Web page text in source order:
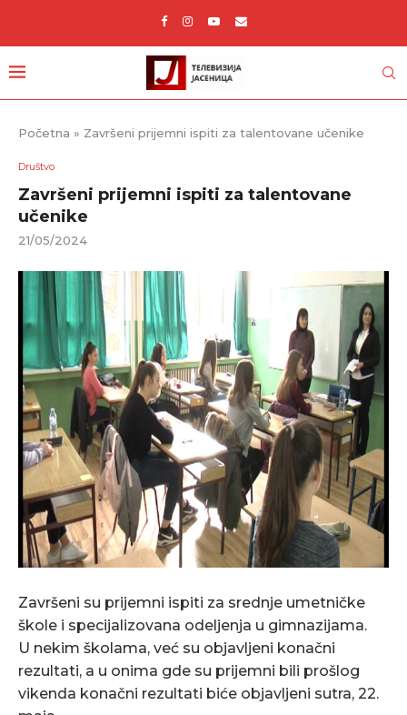
Početna » Završeni prijemni ispiti za talentovane učenike
Društvo
Završeni prijemni ispiti za talentovane
učenike
21/05/2024
Završeni su prijemni ispiti za srednje umetničke
škole i specijalizovana odeljenja u gimnazijama.
U nekim školama, već su objavljeni konačni
rezultati, a u onima gde su prijemni bili prošlog
vikenda konačni rezultati biće objavljeni sutra, 22.